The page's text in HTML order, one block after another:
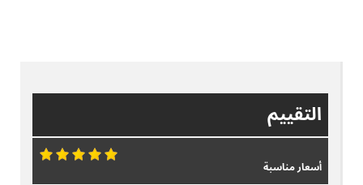
التقييم
أسعار مناسبة